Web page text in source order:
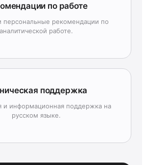
по работе
персональные рекомендации по
аналитической работе.
поддержка
и информационная поддержка на
русском языке.